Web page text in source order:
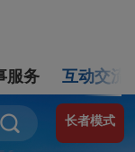
服务 互动交流
长者模式